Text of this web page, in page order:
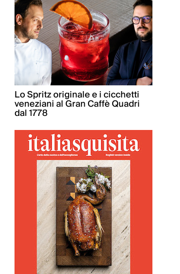
Lo Spritz originale e i cicchetti
veneziani al Gran Caffè Quadri
dal 1778